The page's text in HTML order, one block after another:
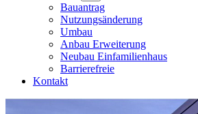
Bauantrag
Nutzungsänderung
Umbau
Anbau Erweiterung
Neubau Einfamilienhaus
Barrierefreie
Kontakt